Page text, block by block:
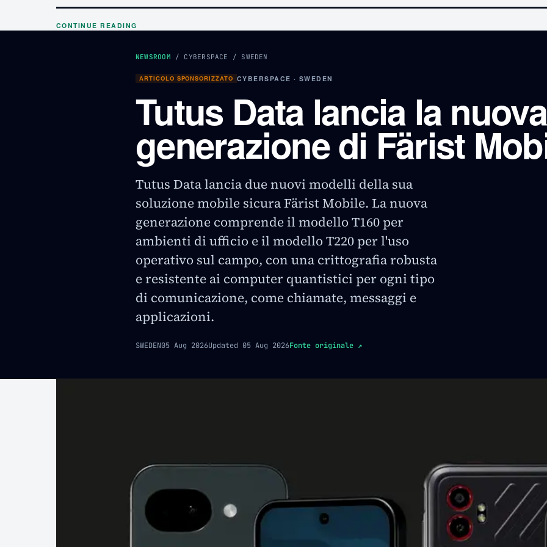
CONTINUE READING
NEWSROOM / CYBERSPACE / SWEDEN
ARTICOLO SPONSORIZZATO CYBERSPACE · SWEDEN
Tutus Data lancia la nuova
generazione di Färist
Tutus Data lancia due nuovi modelli della sua
soluzione mobile sicura Färist Mobile. La nuova
generazione comprende il modello T160 per
ambienti di ufficio e il modello T220 per l'uso
operativo sul campo, con una crittografia robusta
e resistente ai computer quantistici per ogni tipo
di comunicazione, come chiamate, messaggi e
applicazioni.
SWEDEN05 Aug 2026Updated 05 Aug 2026Fonte originale ↗